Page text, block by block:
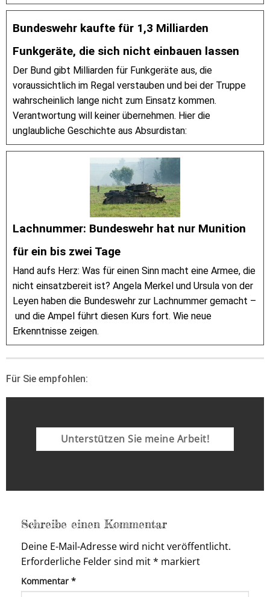
Bundeswehr kaufte für 1,3 Milliarden
Funkgeräte, die sich nicht einbauen lassen
Der Bund gibt Milliarden für Funkgeräte aus, die
voraussichtlich im Regal verstauben und bei der Truppe
wahrscheinlich lange nicht zum Einsatz kommen.
Verantwortung will keiner übernehmen. Hier die
unglaubliche Geschichte aus Absurdistan:
Lachnummer: Bundeswehr hat nur Munition
für ein bis zwei Tage
Hand aufs Herz: Was für einen Sinn macht eine Armee, die
nicht einsatzbereit ist? Angela Merkel und Ursula von der
Leyen haben die Bundeswehr zur Lachnummer gemacht –
und die Ampel führt diesen Kurs fort. Wie neue
Erkenntnisse zeigen.
Für Sie empfohlen:
Unterstützen Sie meine Arbeit!
Schreibe einen Kommentar
Deine E-Mail-Adresse wird nicht veröffentlicht.
Erforderliche Felder sind mit* markiert
Kommentar *